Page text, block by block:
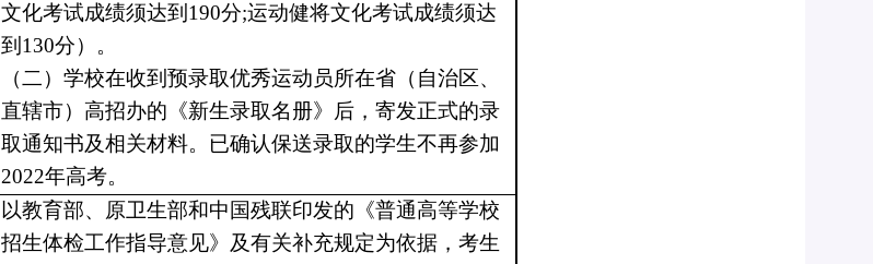
文化考试成绩须达到190分;运动健将文化考试成绩须达
到130分）。
（二）学校在收到预录取优秀运动员所在省（自治区、
直辖市）高招办的《新生录取名册》后，寄发正式的录
取通知书及相关材料。 已确认保送录取的学生不再参加
2022年高考。
以教育部、原卫生部和中国残联印发的《普通高等学校
招生体检工作指导意见》及有关补充规定为依据，考生